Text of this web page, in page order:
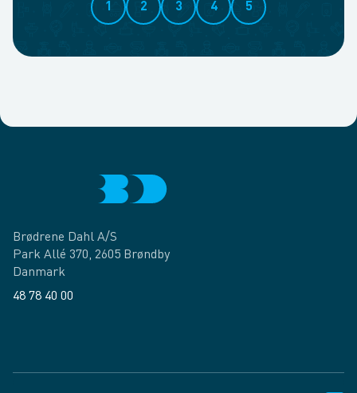
1 2 3 4 5
Brødrene Dahl A/S
Park Allé 370, 2605 Brøndby
Danmark
48 78 40 00